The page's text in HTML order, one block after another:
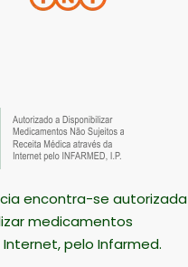
encontra-se autorizada
medicamentos
pelo Infarmed.